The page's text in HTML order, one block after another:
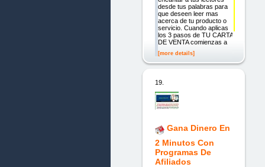
desde tus palabras para
que deseen leer mas
acerca de tu producto o
servicio. Cuando aplicas
los 3 pasos de TU CARTA
DE VENTA comienzas a
[more details]
19.
Gana Dinero En
2 Minutos Con
Programas De
Afiliados